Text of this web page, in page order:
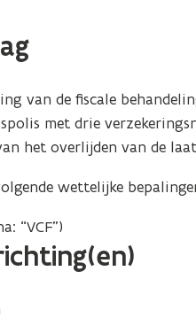
van de fiscale
met drie
het overlijden van de
wettelijke
“VCF”)